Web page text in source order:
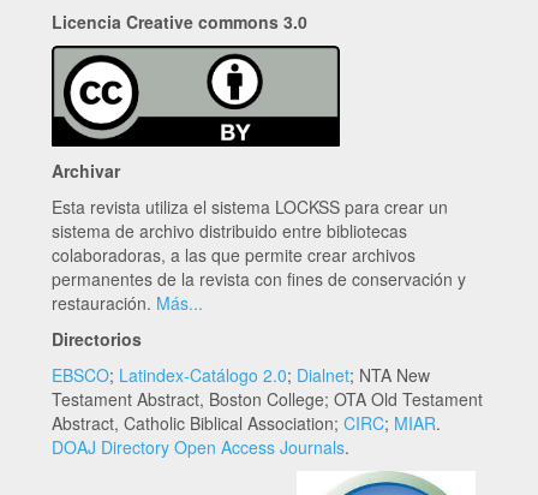
Licencia Creative commons 3.0
Archivar
Esta revista utiliza el sistema LOCKSS para crear un
sistema de archivo distribuido entre bibliotecas
colaboradoras, a las que permite crear archivos
permanentes de la revista con fines de conservación y
restauración. Más...
Directorios
EBSCO; Latindex-Catálogo 2.0; Dialnet; NTA New
Testament Abstract, Boston College; OTA Old Testament
Abstract, Catholic Biblical Association; CIRC; MIAR.
DOAJ Directory Open Access Journals.